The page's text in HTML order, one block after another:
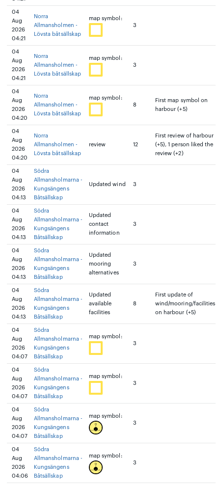
04
Aug
2026
04:21
Norra
Allmansholmen -
Lövsta båtsällskap
map symbol:
3
04
Aug
2026
04:21
Norra
Allmansholmen -
Lövsta båtsällskap
map symbol:
3
04
Aug
2026
04:20
Norra
Allmansholmen -
Lövsta båtsällskap
map symbol:
8
First map symbol on
harbour (+5)
04
Aug
2026
04:20
Norra
Allmansholmen -
Lövsta båtsällskap
review 12
First review of harbour
(+5), 1 person liked the
review (+2)
04
Aug
2026
04:13
Södra
Allmansholmarna -
Kungsängens
Båtsällskap
Updated wind 3
04
Aug
2026
04:13
Södra
Allmansholmarna -
Kungsängens
Båtsällskap
Updated
contact
information
3
04
Aug
2026
04:13
Södra
Allmansholmarna -
Kungsängens
Båtsällskap
Updated
mooring
alternatives
3
04
Aug
2026
04:13
Södra
Allmansholmarna -
Kungsängens
Båtsällskap
Updated
available
facilities
8
First update of
wind/mooring/facilities
on harbour (+5)
04
Aug
2026
04:07
Södra
Allmansholmarna -
Kungsängens
Båtsällskap
map symbol:
3
04
Aug
2026
04:07
Södra
Allmansholmarna -
Kungsängens
Båtsällskap
map symbol:
3
04
Aug
2026
04:07
Södra
Allmansholmarna -
Kungsängens
Båtsällskap
map symbol:
3
04
Aug
2026
04:06
Södra
Allmansholmarna -
Kungsängens
Båtsällskap
map symbol:
3